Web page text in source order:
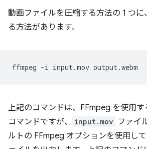
動画ファイルを圧縮する方法の 1 つに、
る方法があります。
ffmpeg -i input.mov
上記のコマンドは、FFmpeg を使用
コマンドですが、
input.mov ファイ
ルトの FFmpeg オプションを使用して